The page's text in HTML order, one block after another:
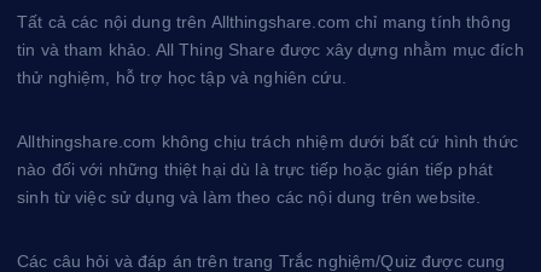
Tất cả các nội dung trên Allthingshare.com chỉ mang tính thông
tin và tham khảo. All Thing Share được xây dựng nhằm mục đích
thử nghiệm, hỗ trợ học tập và nghiên cứu.
Allthingshare.com không chịu trách nhiệm dưới bất cứ hình thức
nào đối với những thiệt hại dù là trực tiếp hoặc gián tiếp phát
sinh từ việc sử dụng và làm theo các nội dung trên website.
Các câu hỏi và đáp án trên trang Trắc nghiệm/Quiz được cung